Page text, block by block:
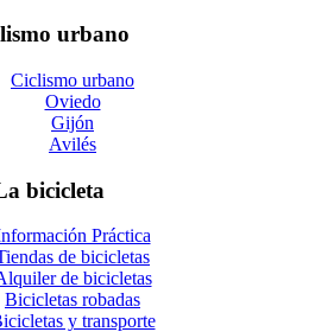
urbano
Ciclismo urbano
Oviedo
Gijón
Avilés
bicicleta
Práctica
de bicicletas
de bicicletas
Bicicletas robadas
y transporte